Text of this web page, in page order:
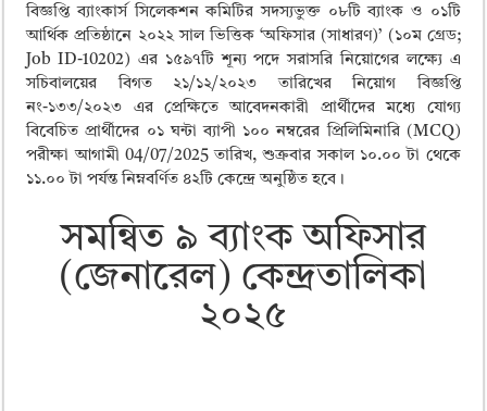
সিলেট বোর্ড এইচএসসি রেজাল্ট ২০২৫ – HSC Result 2025 Sylhet Board
বিজ্ঞপ্তি ব্যাংকার্স সিলেকশন কমিটির সদস্যভুক্ত ০৮টি ব্যাংক ও ০১টি
আর্থিক প্রতিষ্ঠানে ২০২২ সাল ভিত্তিক ‘অফিসার (সাধারণ)’ (১০ম গ্রেড;
Job ID-10202) এর ১৫৯৭টি শূন্য পদে সরাসরি নিয়োগের লক্ষ্যে এ
সচিবালয়ের বিগত ২১/১২/২০২৩ তারিখের নিয়োগ বিজ্ঞপ্তি
নং-১৩৩/২০২৩ এর প্রেক্ষিতে আবেদনকারী প্রার্থীদের মধ্যে যোগ্য
বিবেচিত প্রার্থীদের ০১ ঘন্টা ব্যাপী ১০০ নম্বরের প্রিলিমিনারি (MCQ)
পরীক্ষা আগামী 04/07/2025 তারিখ, শুক্রবার সকাল ১০.০০ টা থেকে
১১.০০ টা পর্যন্ত নিম্নবর্ণিত ৪২টি কেন্দ্রে অনুষ্ঠিত হবে।
সমন্বিত ৯ ব্যাংক অফিসার
(জেনারেল) কেন্দ্রতালিকা
২০২৫